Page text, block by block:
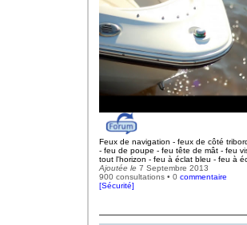
Feux de navigation - feux de côté
- feu de poupe - feu tête de mât - feu
tout l'horizon - feu à éclat bleu - feu à
Ajoutée le 7 Septembre 2013
900 consultations • 0 commentaire
[Sécurité]